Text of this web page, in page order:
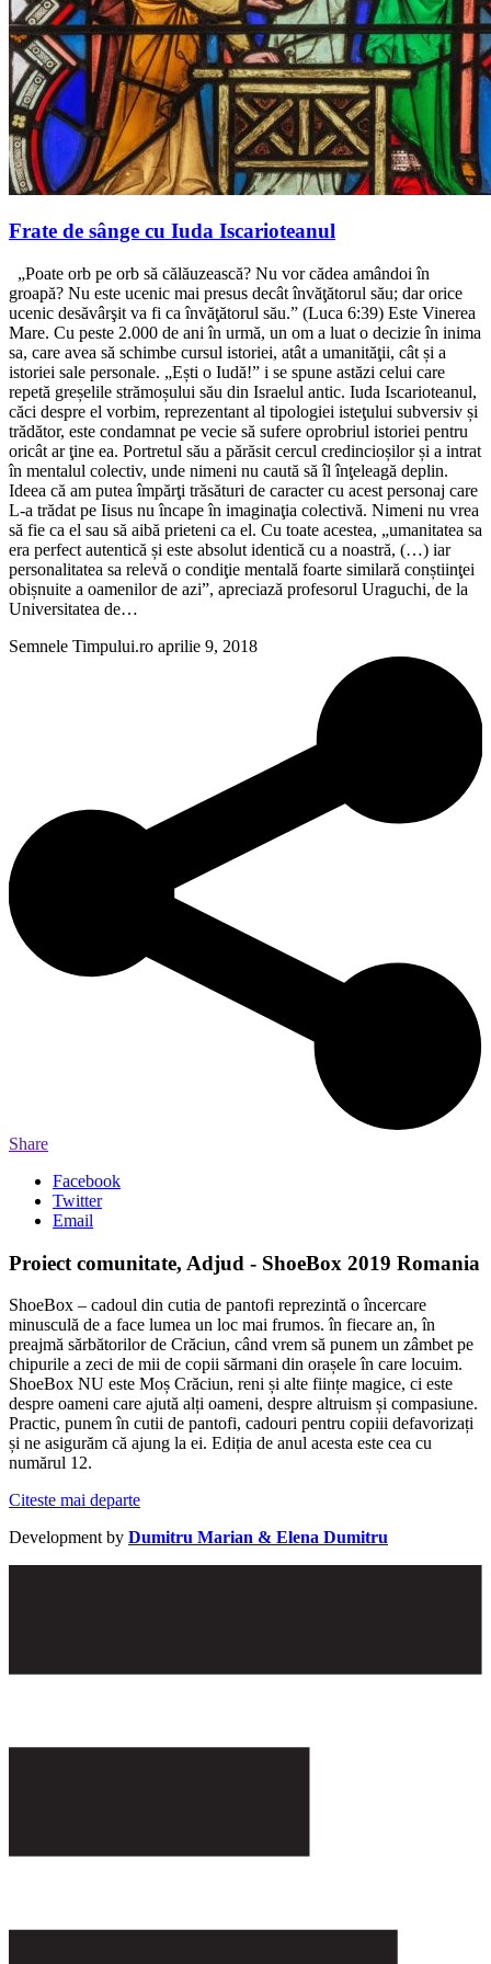
Frate de sânge cu Iuda Iscarioteanul
„Poate orb pe orb să călăuzească? Nu vor cădea amândoi în
groapă? Nu este ucenic mai presus decât învăţătorul său; dar orice
ucenic desăvârşit va fi ca învăţătorul său.” (Luca 6:39) Este Vinerea
Mare. Cu peste 2.000 de ani în urmă, un om a luat o decizie în inima
sa, care avea să schimbe cursul istoriei, atât a umanităţii, cât și a
istoriei sale personale. „Ești o Iudă!” i se spune astăzi celui care
repetă greșelile strămoșului său din Israelul antic. Iuda Iscarioteanul,
căci despre el vorbim, reprezentant al tipologiei isteţului subversiv și
trădător, este condamnat pe vecie să sufere oprobriul istoriei pentru
oricât ar ţine ea. Portretul său a părăsit cercul credincioșilor și a intrat
în mentalul colectiv, unde nimeni nu caută să îl înţeleagă deplin.
Ideea că am putea împărţi trăsături de caracter cu acest personaj care
L-a trădat pe Iisus nu încape în imaginaţia colectivă. Nimeni nu vrea
să fie ca el sau să aibă prieteni ca el. Cu toate acestea, „umanitatea sa
era perfect autentică și este absolut identică cu a noastră, (…) iar
personalitatea sa relevă o condiţie mentală foarte similară conștiinţei
obișnuite a oamenilor de azi”, apreciază profesorul Uraguchi, de la
Universitatea de…
Semnele Timpului.ro aprilie 9, 2018
Share
Facebook
Twitter
Email
Proiect comunitate, Adjud - ShoeBox 2019 Romania
ShoeBox – cadoul din cutia de pantofi reprezintă o încercare
minusculă de a face lumea un loc mai frumos. în fiecare an, în
preajmă sărbătorilor de Crăciun, când vrem să punem un zâmbet pe
chipurile a zeci de mii de copii sărmani din orașele în care locuim.
ShoeBox NU este Moș Crăciun, reni și alte ființe magice, ci este
despre oameni care ajută alți oameni, despre altruism și compasiune.
Practic, punem în cutii de pantofi, cadouri pentru copiii defavorizați
și ne asigurăm că ajung la ei. Ediția de anul acesta este cea cu
numărul 12.
Citeste mai departe
Development by Dumitru Marian & Elena Dumitru